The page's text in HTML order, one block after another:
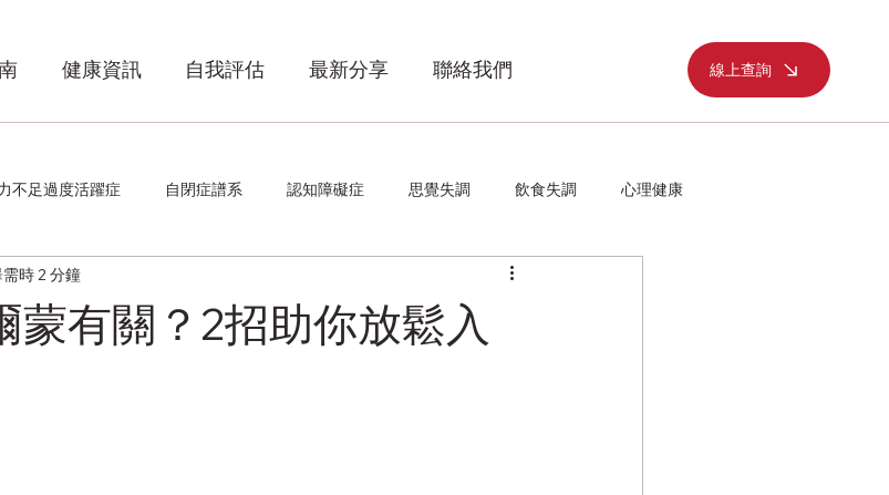
健康資訊 自我評估 最新分享 聯絡我們 線上查詢
不足過度活躍症 自閉症譜系 認知障礙症 思覺失調 飲食失調 心理健康
蒙有關？2招助你放鬆入
時 2 分鐘